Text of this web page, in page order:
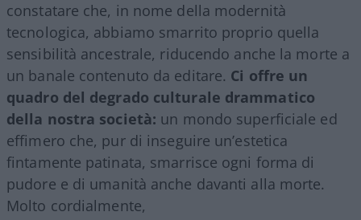
constatare che, in nome della modernità
tecnologica, abbiamo smarrito proprio quella
sensibilità ancestrale, riducendo anche la morte a
un banale contenuto da editare. Ci offre un
quadro del degrado culturale drammatico
della nostra società: un mondo superficiale ed
effimero che, pur di inseguire un’estetica
fintamente patinata, smarrisce ogni forma di
pudore e di umanità anche davanti alla morte.
Molto cordialmente,